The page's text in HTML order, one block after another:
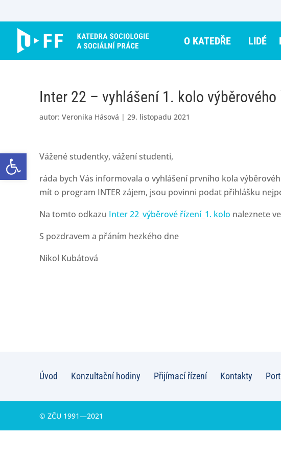
Open toolbar
content
O KATEDŘE LIDÉ
Inter 22 – vyhlášení 1. kolo výběrového
autor: Veronika Hásová | 29. listopadu 2021
Vážené studentky, vážení studenti,
ráda bych Vás informovala o vyhlášení prvního kola
mít o program INTER zájem, jsou povinni podat přihlášku
Na tomto odkazu Inter 22_výběrové řízení_1. kolo naleznete
S pozdravem a přáním hezkého dne
Nikol Kubátová
Úvod Konzultační hodiny Přijímací řízení Kontakty
© ZČU 1991—2021